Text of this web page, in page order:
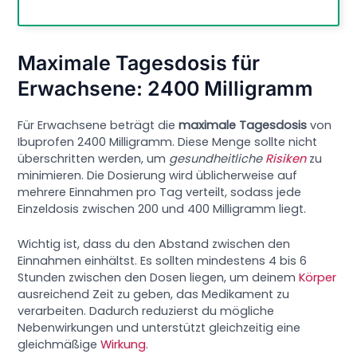
Maximale Tagesdosis für
Erwachsene: 2400 Milligramm
Für Erwachsene beträgt diemaximale Tagesdosis von
Ibuprofen 2400 Milligramm. Diese Menge sollte nicht
überschritten werden, um gesundheitliche Risikenzu
minimieren. Die Dosierung wird üblicherweise auf
mehrere Einnahmen pro Tag verteilt, sodass jede
Einzeldosis zwischen 200 und 400 Milligramm liegt.
Wichtig ist, dass du den Abstand zwischen den
Einnahmen einhältst. Es sollten mindestens 4 bis 6
Stunden zwischen den Dosen liegen, um deinemKörper
ausreichend Zeit zu geben, das Medikament zu
verarbeiten. Dadurch reduzierst du mögliche
Nebenwirkungen und unterstützt gleichzeitig eine
gleichmäßigeWirkung.